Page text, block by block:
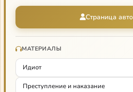
любовью ждет человека
Страница
МАТЕРИАЛЫ
Идиот
Преступление и наказание